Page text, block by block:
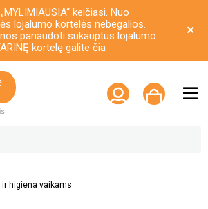
keičiasi. Nuo
lojalumo kortelės nebegalios.
panaudoti sukauptus lojalumo
kortelę galite čia
ir higiena vaikams